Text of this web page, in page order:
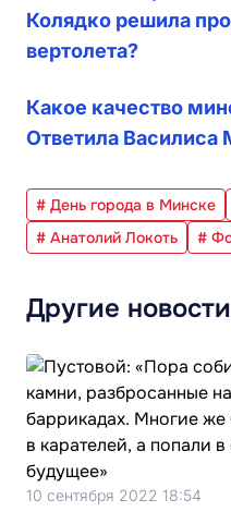
Колядко решила
вертолета?
Какое качество
Ответила Василиса
# День города в Минске
# Анатолий Локоть
#
Другие
10 сентября 2022 18:54